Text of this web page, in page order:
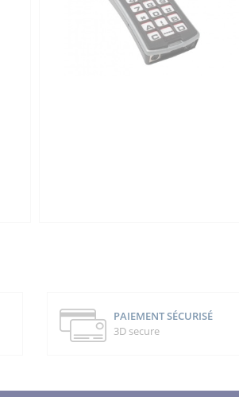
PAIEMENT SÉCURISÉ
3D secure